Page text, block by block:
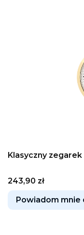
Klasyczny zegarek
Cena
243,90 zł
Powiadom mnie